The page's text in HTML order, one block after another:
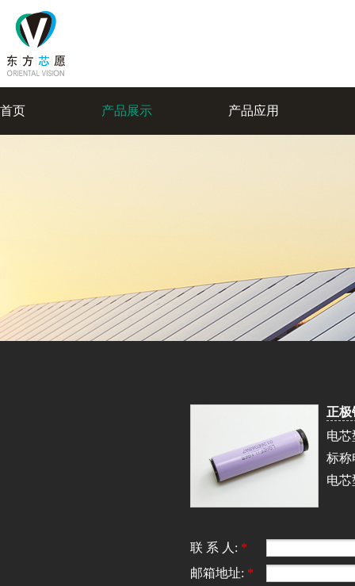
首页 产品展示 产品应用
正极
电芯
标称
电芯
联 系 人: *
邮箱地址: *